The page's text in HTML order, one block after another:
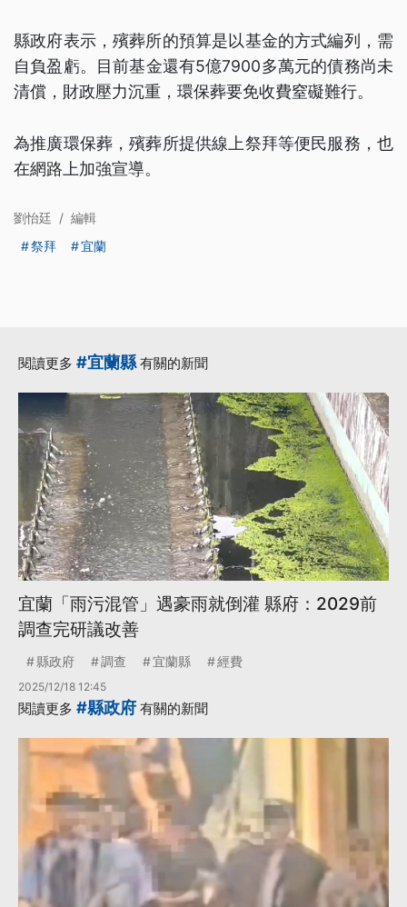
縣政府表示，殯葬所的預算是以基金的方式編列，需
自負盈虧。目前基金還有5億7900多萬元的債務尚未
清償，財政壓力沉重，環保葬要免收費窒礙難行。
為推廣環保葬，殯葬所提供線上祭拜等便民服務，也
在網路上加強宣導。
劉怡廷 / 編輯
祭拜
宜蘭
閱讀更多 #宜蘭縣有關的新聞
宜蘭「雨污混管」遇豪雨就倒灌 縣府：2029前
調查完研議改善
縣政府 調查 宜蘭縣 經費
2025/12/18 12:45
閱讀更多 #縣政府 有關的新聞